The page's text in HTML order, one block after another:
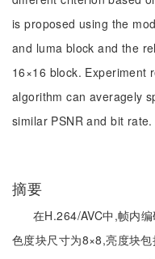
is proposed using the
and luma block and the
16×16 block. Experiment
algorithm can averagely
similar PSNR and bit rate.
摘要
在H.264/AVC中,帧内
色度块尺寸为8×8,亮度块